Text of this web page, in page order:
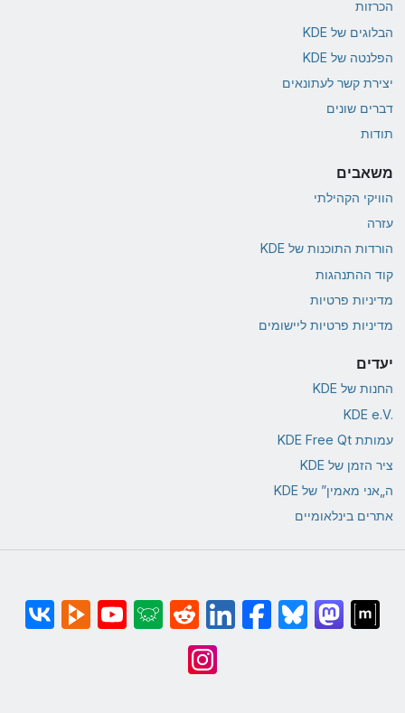
הכרזות
הבלוגים של KDE
הפלנטה של KDE
יצירת קשר לעתונאים
דברים שונים
תודות
משאבים
הוויקי הקהילתי
עזרה
הורדות התוכנות של KDE
קוד ההתנהגות
מדיניות פרטיות
מדיניות פרטיות ליישומים
יעדים
החנות של KDE
KDE e.V.‎
עמותת KDE Free Qt
ציר הזמן של KDE
ה„אני מאמין” של KDE
אתרים בינלאומיים